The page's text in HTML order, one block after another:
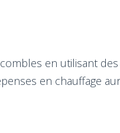
en utilisant
en chauffage